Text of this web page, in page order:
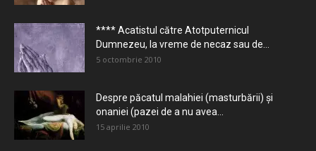
**** Acatistul către Atotputernicul
Dumnezeu, la vreme de necaz sau de...
5 octombrie 2010
Despre păcatul malahiei (masturbării) şi
onaniei (pazei de a nu avea...
15 aprilie 2010